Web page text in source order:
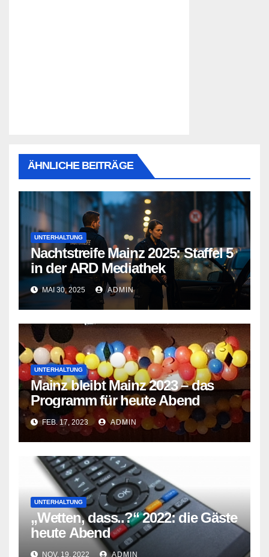
ÄHNLICHE BEITRÄGE
UNTERHALTUNG
Nachtstreife Mainz 2025: Staffel 5
in der ARD Mediathek
MAI 30, 2025 ADMIN
UNTERHALTUNG
Mainz bleibt Mainz 2023 – das
Programm für heute Abend
FEB. 17, 2023 ADMIN
UNTERHALTUNG
„Wetten, dass..?“ 2022: die Gäste
heute Abend
NOV. 19, 2022 ADMIN